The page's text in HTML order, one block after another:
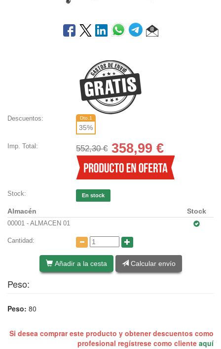
Descuentos: Dto.1
35%
Imp. Total: 552,30 € 358,99 €
Stock: En stock
Almacén Stock
00001 - ALMACEN 01
Cantidad:
Añadir a la cesta Calcular envío
Peso:
Peso: 80
Si desea comprar este producto y obtener descuentos como
profesional regístrese como cliente aquí